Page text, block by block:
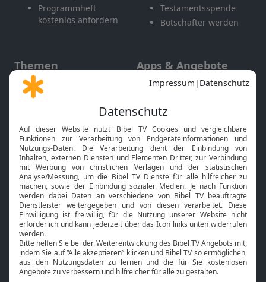
Programmheft
kostenlos anfordern
Testamentsspende
Botschafter werden
Themen
Gott und Bibel erklärt
Neuigkeiten
Apps & Angebote
Mobile App
Smart TV
HbbTV
Bibelthek Online-Bibel
Nächster Gottesdienst
Bibel TV
Über uns
Jobs
Service
Kontakt
TV-Empfang